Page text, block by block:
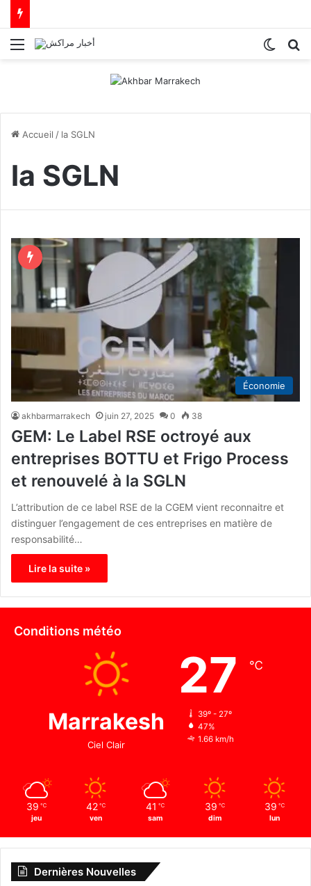
Menu
Accueil / la SGLN
la SGLN
Économie
akhbarmarrakech juin 27, 2025 0 38
GEM: Le Label RSE octroyé aux
entreprises BOTTU et Frigo Process
et renouvelé à la SGLN
L’attribution de ce label RSE de la CGEM vient reconnaitre et
distinguer l’engagement de ces entreprises en matière de
responsabilité…
Lire la suite »
Conditions météo
Marrakesh
Ciel Clair
27 ℃
39º - 27º
47%
1.66 km/h
39 ℃
jeu
42 ℃
ven
41 ℃
sam
39 ℃
dim
39 ℃
lun
Dernières Nouvelles